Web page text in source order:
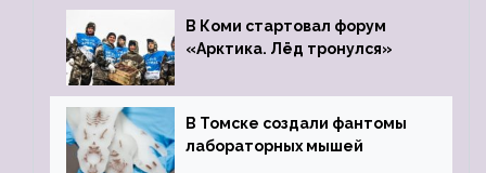
В Коми стартовал форум
«Арктика. Лёд тронулся»
В Томске создали фантомы
лабораторных мышей